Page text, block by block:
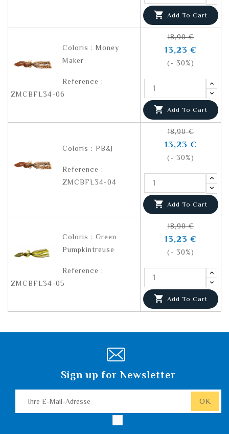
 Add To Cart
Coloris : Money
Maker
Reference :
ZMCBFL34-06
18,90 €
13,23 €
(- 30%)
 Add To Cart
Coloris : PB&J
Reference :
ZMCBFL34-04
18,90 €
13,23 €
(- 30%)
 Add To Cart
Coloris : Green
Pumpkintreuse
Reference :
ZMCBFL34-05
18,90 €
13,23 €
(- 30%)
 Add To Cart
Sign up for Newsletter